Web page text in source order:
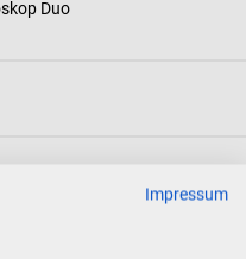
Duo
Impressum